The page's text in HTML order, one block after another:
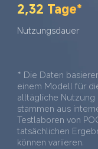
2,32 Tage*
Nutzungsdauer
* Die Daten
einem Modell für
alltägliche Nutzung
stammen aus
Testlaboren von
tatsächlichen
können variieren.